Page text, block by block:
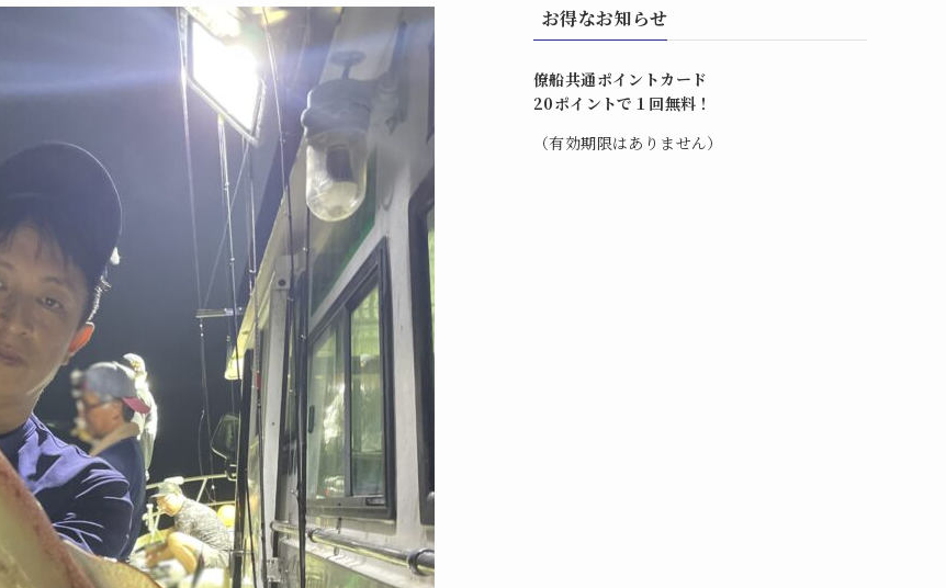
お得なお知らせ
僚船共通ポイントカード
20ポイントで１回無料！
（有効期限はありません）